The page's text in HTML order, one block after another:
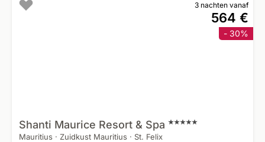
3 nachten vanaf
564 €
- 30%
Shanti Maurice Resort & Spa
Mauritius · Zuidkust Mauritius · St. Felix